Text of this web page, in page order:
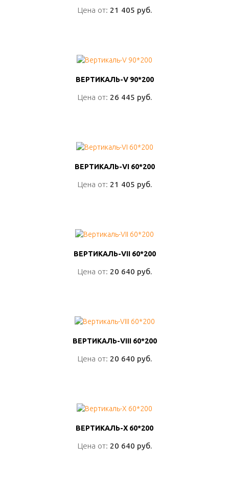
Цена от: 21 405 руб.
Цена от: 21 405 руб.
ВЕРТИКАЛЬ-V 90*200
Цена от: 26 445 руб.
ВЕРТИКАЛЬ-V 90*200
Цена от: 26 445 руб.
ВЕРТИКАЛЬ-VI 60*200
Цена от: 21 405 руб.
ВЕРТИКАЛЬ-VI 60*200
Цена от: 21 405 руб.
ВЕРТИКАЛЬ-VII 60*200
Цена от: 20 640 руб.
ВЕРТИКАЛЬ-VII 60*200
Цена от: 20 640 руб.
ВЕРТИКАЛЬ-VIII 60*200
Цена от: 20 640 руб.
ВЕРТИКАЛЬ-VIII 60*200
Цена от: 20 640 руб.
ВЕРТИКАЛЬ-X 60*200
Цена от: 20 640 руб.
ВЕРТИКАЛЬ-X 60*200
Цена от: 20 640 руб.